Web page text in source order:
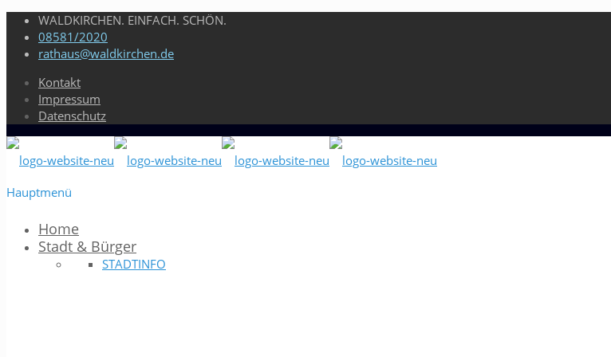
WALDKIRCHEN. EINFACH. SCHÖN.
08581/2020
rathaus@waldkirchen.de
Kontakt
Impressum
Datenschutz
Hauptmenü
Home
Stadt & Bürger
STADTINFO